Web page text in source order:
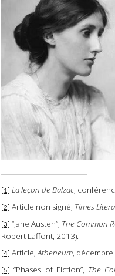
[1] La leçon de Balzac,
[2] Article non signé, Times
[3] “Jane Austen”, The Common
Robert Laffont, 2013).
[4] Article,Atheneum,
[5] “Phases of Fiction”, The